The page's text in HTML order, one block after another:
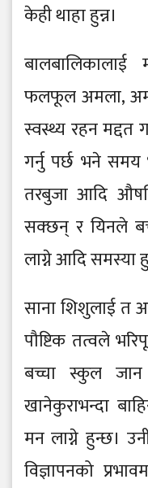
केही थाहा हुन्न।
फलफूल अमला,
स्वस्थ्य रहन मद्दत
गर्नु पर्छ भने
तरबुजा आदि
सक्छन् र यिनले
लाग्ने आदि समस्या
साना शिशुलाई
पौष्टिक तत्वले
बच्चा स्कुल
खानेकुराभन्दा
मन लाग्ने हुन्छ।
विज्ञापनको